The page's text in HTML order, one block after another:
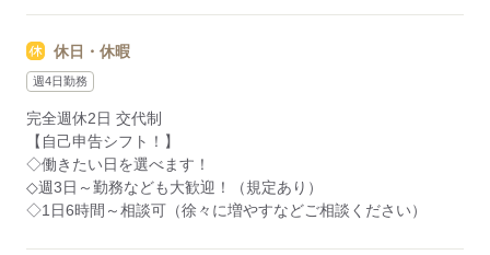
ご希望にあったお仕事をご案内致します！
休日・休暇
週4日勤務
完全週休2日 交代制
【自己申告シフト！】
◇働きたい日を選べます！
◇週3日～勤務なども大歓迎！（規定あり）
◇1日6時間～相談可（徐々に増やすなどご相談ください）